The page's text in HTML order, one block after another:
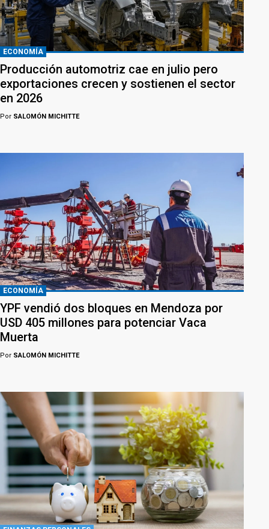
ECONOMÍA
Producción automotriz cae en julio pero
exportaciones crecen y sostienen el sector
en 2026
Por SALOMÓN MICHITTE
ECONOMÍA
YPF vendió dos bloques en Mendoza por
USD 405 millones para potenciar Vaca
Muerta
Por SALOMÓN MICHITTE